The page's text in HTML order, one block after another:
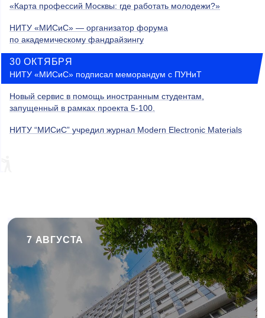
«Карта профессий Москвы: где работать молодежи?»
НИТУ «МИСиС» — организатор форума
по академическому фандрайзингу
30 ОКТЯБРЯ
НИТУ «МИСиС» подписал меморандум с ПУНиТ
Новый сервис в помощь иностранным студентам,
запущенный в рамках проекта 5-100.
НИТУ “МИСиС” учредил журнал Modern Electronic Materials
7 АВГУСТА